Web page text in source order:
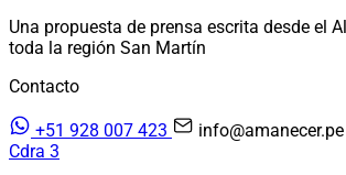
Una propuesta de prensa escrita desde el
toda la región San Martín
Contacto
+51 928 007 423 info@amanecer.pe
Cdra 3